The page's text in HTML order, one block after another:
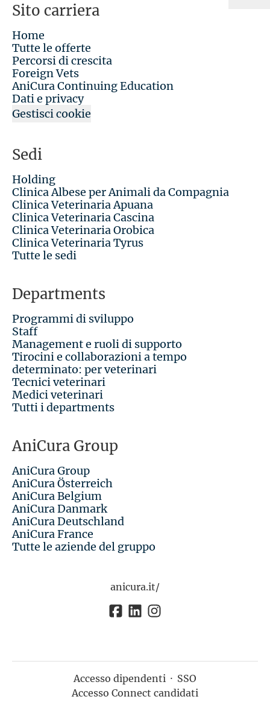
Sito carriera
Home
Tutte le offerte
Percorsi di crescita
Foreign Vets
AniCura Continuing Education
Dati e privacy
Gestisci cookie
Sedi
Holding
Clinica Albese per Animali da Compagnia
Clinica Veterinaria Apuana
Clinica Veterinaria Cascina
Clinica Veterinaria Orobica
Clinica Veterinaria Tyrus
Tutte le sedi
Departments
Programmi di sviluppo
Staff
Management e ruoli di supporto
Tirocini e collaborazioni a tempo
determinato: per veterinari
Tecnici veterinari
Medici veterinari
Tutti i departments
AniCura Group
AniCura Group
AniCura Österreich
AniCura Belgium
AniCura Danmark
AniCura Deutschland
AniCura France
Tutte le aziende del gruppo
anicura.it/
Accesso dipendenti · SSO
Accesso Connect candidati